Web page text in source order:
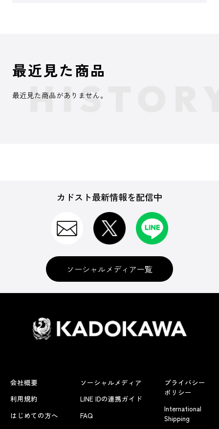
最近見た商品
最近見た商品がありません。
カドスト最新情報を配信中
ソーシャルメディア一覧
会社概要
利用規約
はじめての方へ
ソーシャルメディア
LINE IDの連携ガイド
FAQ
プライバシー
ポリシー
International
Shipping